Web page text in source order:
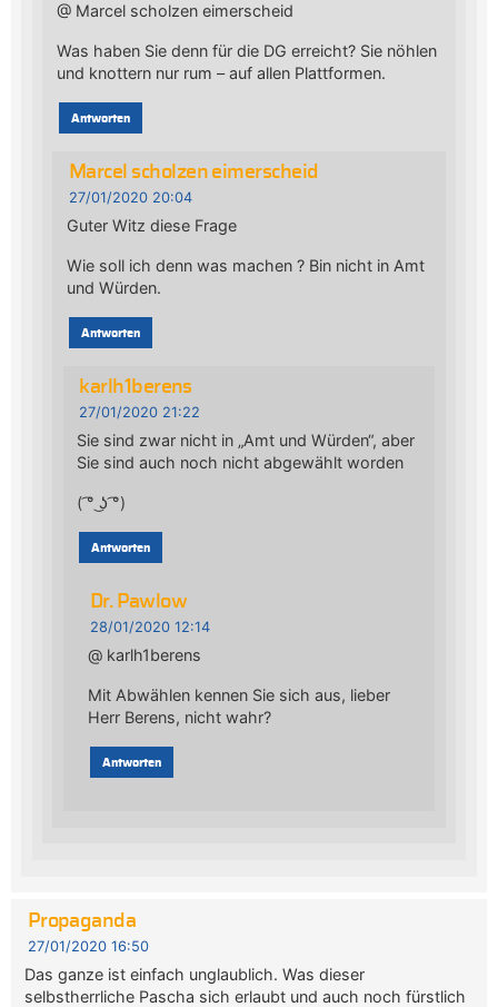
@ Marcel scholzen eimerscheid
Was haben Sie denn für die DG erreicht? Sie nöhlen
und knottern nur rum – auf allen Plattformen.
Antworten
Marcel scholzen eimerscheid
27/01/2020 20:04
Guter Witz diese Frage
Wie soll ich denn was machen ? Bin nicht in Amt
und Würden.
Antworten
karlh1berens
27/01/2020 21:22
Sie sind zwar nicht in „Amt und Würden“, aber
Sie sind auch noch nicht abgewählt worden
( ͡° ͜ʖ ͡°)
Antworten
Dr. Pawlow
28/01/2020 12:14
@ karlh1berens
Mit Abwählen kennen Sie sich aus, lieber
Herr Berens, nicht wahr?
Antworten
Propaganda
27/01/2020 16:50
Das ganze ist einfach unglaublich. Was dieser
selbstherrliche Pascha sich erlaubt und auch noch fürstlich